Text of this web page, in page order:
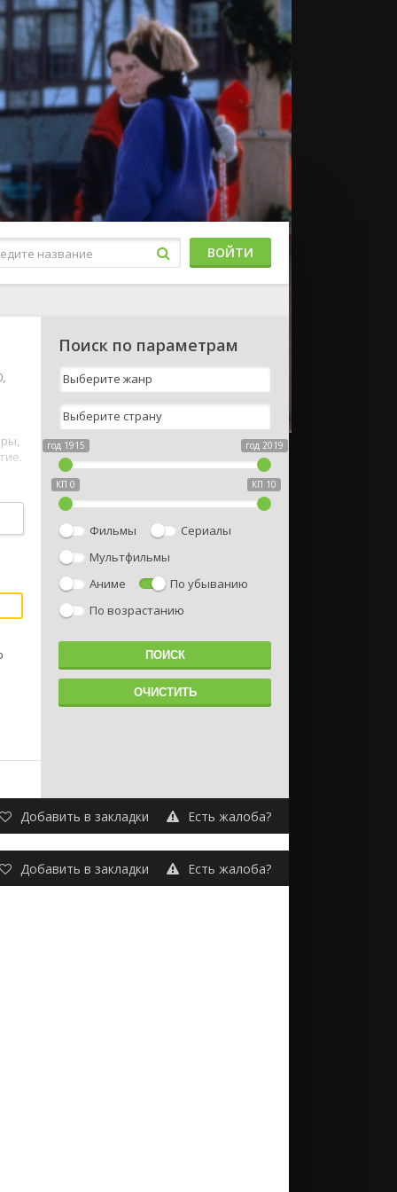
ВОЙТИ
Поиск по параметрам
год 1915 год 2019
КП 0 КП 10
Фильмы
Сериалы
Мультфильмы
Аниме
По убыванию
По возрастанию
Добавить в закладки Есть жалоба?
Добавить в закладки Есть жалоба?